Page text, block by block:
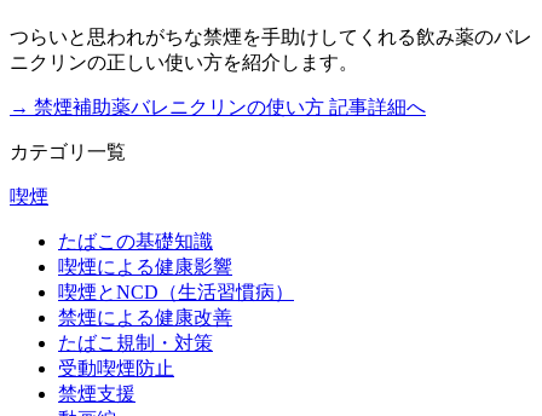
つらいと思われがちな禁煙を手助けしてくれる飲み薬のバレ
ニクリンの正しい使い方を紹介します。
→ 禁煙補助薬バレニクリンの使い方 記事詳細へ
カテゴリ一覧
喫煙
たばこの基礎知識
喫煙による健康影響
喫煙とNCD（生活習慣病）
禁煙による健康改善
たばこ規制・対策
受動喫煙防止
禁煙支援